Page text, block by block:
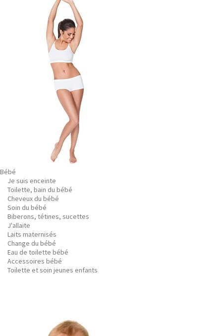
Bébé
Je suis enceinte
Toilette, bain du bébé
Cheveux du bébé
Soin du bébé
Biberons, tétines, sucettes
J'allaite
Laits maternisés
Change du bébé
Eau de toilette bébé
Accessoires bébé
Toilette et soin jeunes enfants